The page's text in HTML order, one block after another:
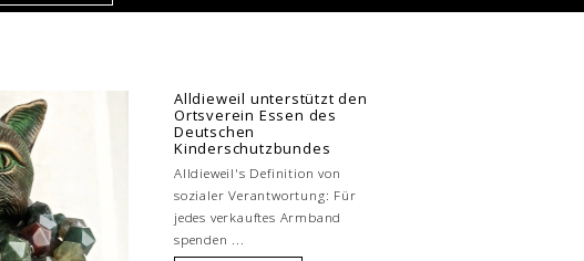
Alldieweil unterstützt den
Ortsverein Essen des
Deutschen
Kinderschutzbundes
Alldieweil's Definition von
sozialer Verantwortung: Für
jedes verkauftes Armband
spenden ...